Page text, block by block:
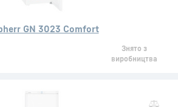
GN 3023 Comfort
Знято з
виробництва